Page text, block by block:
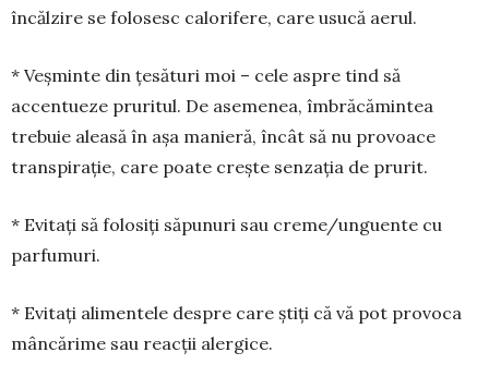
încălzire se folosesc calorifere, care usucă aerul.
* Veșminte din țesături moi – cele aspre tind să
accentueze pruritul. De asemenea, îmbrăcămintea
trebuie aleasă în așa manieră, încât să nu provoace
transpirație, care poate crește senzația de prurit.
* Evitați să folosiți săpunuri sau creme/un­guente cu
parfumuri.
* Evitați alimentele despre care știți că vă pot provoca
mâncărime sau reacții alergice.